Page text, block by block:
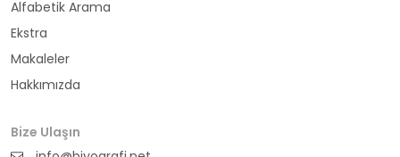
cumhurbaşkanı
din adamı
doktor
Alfabetik Arama
Ekstra
Makaleler
Hakkımızda
Bize Ulaşın